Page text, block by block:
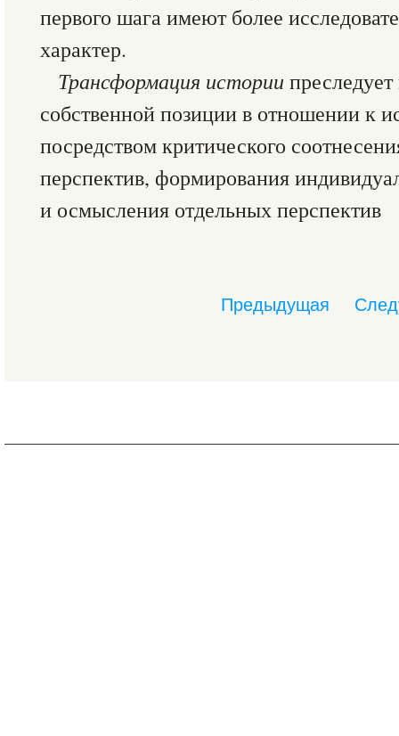
первого шага имеют более
характер.
Трансформация истории
собственной позиции в отношении к
посредством критического
перспектив, формирования
и осмысления отдельных перспектив
Предыдущая